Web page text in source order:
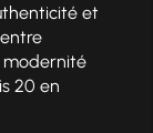
et
modernité
20 en